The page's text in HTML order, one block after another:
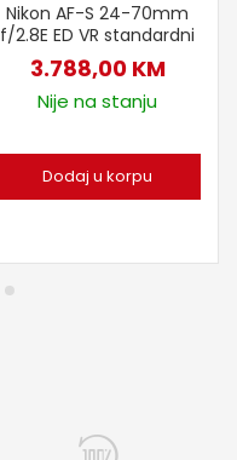
Nikon AF-S 24-70mm
f/2.8E ED VR standardni
3.788,00 KM
Nije na stanju
Dodaj u korpu